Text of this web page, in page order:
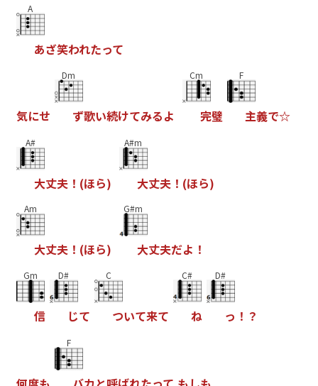
A
あざ笑われたって
気にせ
Dm
ず歌い続けてみるよ
Cm
完璧
F
主義で☆
A#
大丈夫！ (ほら)
A#m
大丈夫！ (ほら)
Am
大丈夫！ (ほら)
G#m
大丈夫だよ ！
Gm
信
D#
じて
C
ついて来て
C#
ね
D#
っ ！ ？
F